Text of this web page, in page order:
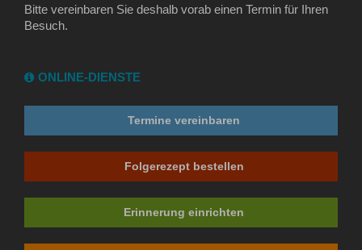
Bitte vereinbaren Sie deshalb vorab einen Termin für Ihren
Besuch.
ONLINE-DIENSTE
Termine vereinbaren
Folgerezept bestellen
Erinnerung einrichten